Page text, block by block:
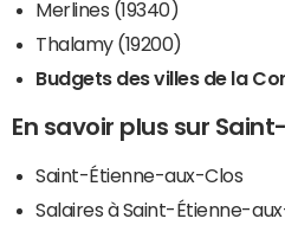
Merlines (19340)
Thalamy (19200)
Budgets des villes de la
En savoir plus sur
Saint-Étienne-aux-Clos
Salaires à Saint-Étienne-